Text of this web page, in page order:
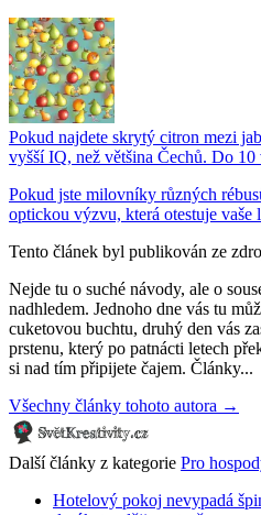
Pokud najdete skrytý citron mezi
vyšší IQ, než většina Čechů. Do
Pokud jste milovníky různých
optickou výzvu, která otestuje vaše
Tento článek byl publikován ze
Nejde tu o suché návody, ale o
nadhledem. Jednoho dne vás tu
cuketovou buchtu, druhý den vás
prstenu, který po patnácti letech
si nad tím připijete čajem. Články...
Všechny články tohoto autora →
Další články z kategorie Pro
Hotelový pokoj nevypadá